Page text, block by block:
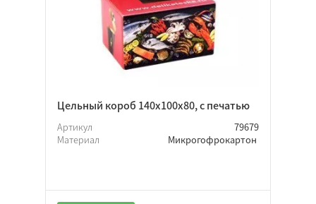
Цельный короб 140х100х80, с печатью
Артикул
79679
Материал
Микрогофрокартон